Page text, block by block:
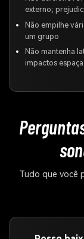
externo;
Não empilhe
um grupo
Não mantenha
impactos
Tudo que você